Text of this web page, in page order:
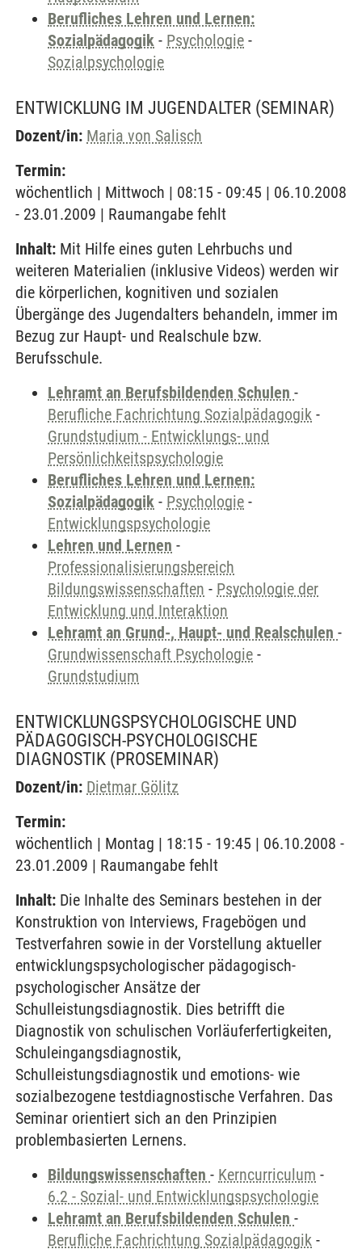
Berufliches Lehren und Lernen:
Sozialpädagogik - Psychologie -
Sozialpsychologie
ENTWICKLUNG IM JUGENDALTER (SEMINAR)
Dozent/in: Maria von Salisch
Termin:
wöchentlich | Mittwoch | 08:15 - 09:45 | 06.10.2008
- 23.01.2009 | Raumangabe fehlt
Inhalt: Mit Hilfe eines guten Lehrbuchs und
weiteren Materialien (inklusive Videos) werden wir
die körperlichen, kognitiven und sozialen
Übergänge des Jugendalters behandeln, immer im
Bezug zur Haupt- und Realschule bzw.
Berufsschule.
Lehramt an Berufsbildenden Schulen -
Berufliche Fachrichtung Sozialpädagogik -
Grundstudium - Entwicklungs- und
Persönlichkeitspsychologie
Berufliches Lehren und Lernen:
Sozialpädagogik - Psychologie -
Entwicklungspsychologie
Lehren und Lernen -
Professionalisierungsbereich
Bildungswissenschaften - Psychologie der
Entwicklung und Interaktion
Lehramt an Grund-, Haupt- und Realschulen -
Grundwissenschaft Psychologie -
Grundstudium
ENTWICKLUNGSPSYCHOLOGISCHE UND
PÄDAGOGISCH-PSYCHOLOGISCHE
DIAGNOSTIK (PROSEMINAR)
Dozent/in: Dietmar Gölitz
Termin:
wöchentlich | Montag | 18:15 - 19:45 | 06.10.2008 -
23.01.2009 | Raumangabe fehlt
Inhalt: Die Inhalte des Seminars bestehen in der
Konstruktion von Interviews, Fragebögen und
Testverfahren sowie in der Vorstellung aktueller
entwicklungspsychologischer pädagogisch-
psychologischer Ansätze der
Schulleistungsdiagnostik. Dies betrifft die
Diagnostik von schulischen Vorläuferfertigkeiten,
Schuleingangsdiagnostik,
Schulleistungsdiagnostik und emotions- wie
sozialbezogene testdiagnostische Verfahren. Das
Seminar orientiert sich an den Prinzipien
problembasierten Lernens.
Bildungswissenschaften - Kerncurriculum -
6.2 - Sozial- und Entwicklungspsychologie
Lehramt an Berufsbildenden Schulen -
Berufliche Fachrichtung Sozialpädagogik -